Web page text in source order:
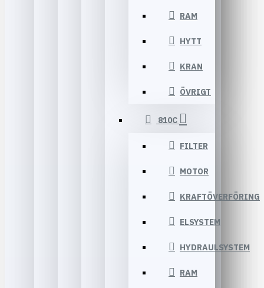
RAM
HYTT
KRAN
ÖVRIGT
810C
FILTER
MOTOR
KRAFTÖVERFÖRING
ELSYSTEM
HYDRAULSYSTEM
RAM